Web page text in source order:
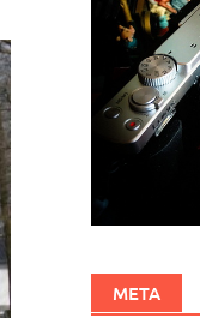
META